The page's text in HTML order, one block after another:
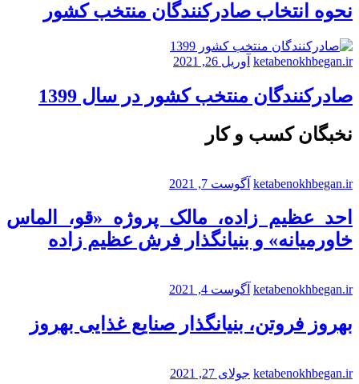
نحوه انتخاب صادرکنندگان منتخب کشور
ketabenokhbegan.ir آوریل 26, 2021
صادرکنندگان منتخب کشور در سال 1399
نخبگان کسب و کار
ketabenokhbegan.ir آگوست 7, 2021
احد عظیم زاده، مالک پروژه «قو، الماس
خاورمیانه» و بنیانگذار فرش عظیم زاده
ketabenokhbegan.ir آگوست 4, 2021
بهروز فروتن، بنیانگذار صنایع غذایی بهروز
ketabenokhbegan.ir جولای 27, 2021